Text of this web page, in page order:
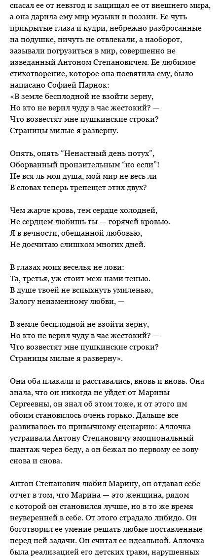
спасал ее от невзгод и защищал ее от внешнего мира,
а она дарила ему мир музыки и поэзии. Ее чуть
прикрытые глаза и кудри, небрежно разбросанные
на подушке, ничуть не отвлекали, а наоборот,
зазывали погрузиться в мир, совершенно не
изведанный Антоном Степановичем. Ее любимое
стихотворение, которое она посвятила ему, было
написано Софией Парнок:
«В земле бесплодной не взойти зерну,
Но кто не верил чуду в час жестокий? —
Что возвестят мне пушкинские строки?
Страницы милые я разверну.
Опять, опять “Ненастный день потух”,
Оборванный пронзительным “но если”!
Не вся ль моя душа, мой мир не весь ли
В словах теперь трепещет этих двух?
Чем жарче кровь, тем сердце холодней,
Не сердцем любишь ты — горячей кровью.
Я в вечности, обещанной любовью,
Не досчитаю слишком многих дней.
В глазах моих веселья не лови:
Та, третья, уж стоит меж нами тенью.
В душе твоей не вспыхнуть умиленью,
Залогу неизменному любви, —
В земле бесплодной не взойти зерну,
Но кто не верил чуду в час жестокий? —
Что возвестят мне пушкинские строки?
Страницы милые я разверну».
Они оба плакали и расставались, вновь и вновь. Она
знала, что он никогда не уйдет от Марины
Сергеевны, он знал об этом тоже, и от этого им
обоим становилось очень горько. Дальше все
развивалось по привычному сценарию: Аллочка
устраивала Антону Степановичу эмоциональный
шантаж через беду, а он бежал по первому ее зову
снова и снова.
Антон Степанович любил Марину, он отдавал себе
отчет в том, что Марина — это женщина, рядом
с которой он становился лучше, но в то же время
неуверенней в себе. От этого страдало либидо. Он
боготворил ее умение решать любые поставленные
перед ней задачи. Он считал ее идеальной. Аллочка
была реализацией его детских травм, нарушенных